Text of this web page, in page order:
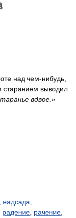
над чем-нибудь,
старанием выводил
вдвое.»
надсада
радение рачение